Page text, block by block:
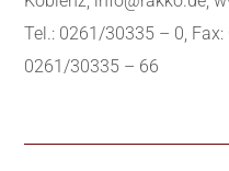
Tel.: 0261/30335 – 0,
0261/30335 – 66